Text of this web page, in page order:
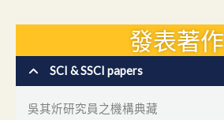
發表著作
SCI & SSCI papers
吳其炘研究員之機構典藏